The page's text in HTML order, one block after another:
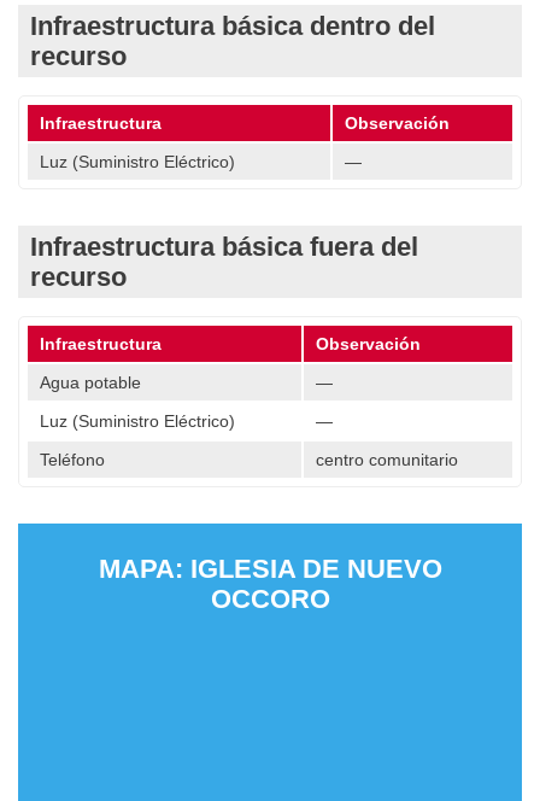
Infraestructura básica dentro del
recurso
Infraestructura
Observación
Luz (Suministro Eléctrico)
—
Infraestructura básica fuera del
recurso
Infraestructura
Observación
Agua potable
—
Luz (Suministro Eléctrico)
—
Teléfono
centro comunitario
MAPA: IGLESIA DE NUEVO
OCCORO